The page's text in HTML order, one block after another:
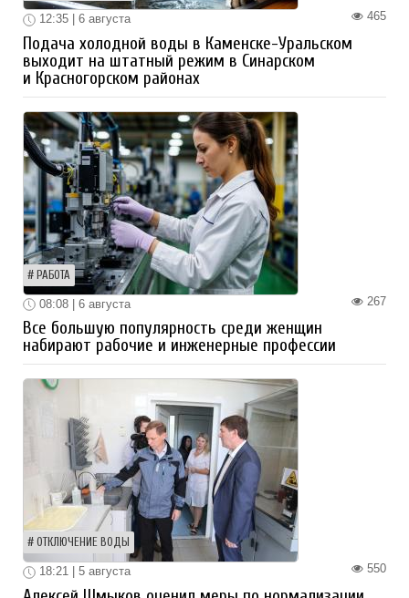
465
12:35 | 6 августа
Подача холодной воды в Каменске-Уральском
выходит на штатный режим в Синарском
и Красногорском районах
РАБОТА
267
08:08 | 6 августа
Все большую популярность среди женщин
набирают рабочие и инженерные профессии
ОТКЛЮЧЕНИЕ ВОДЫ
550
18:21 | 5 августа